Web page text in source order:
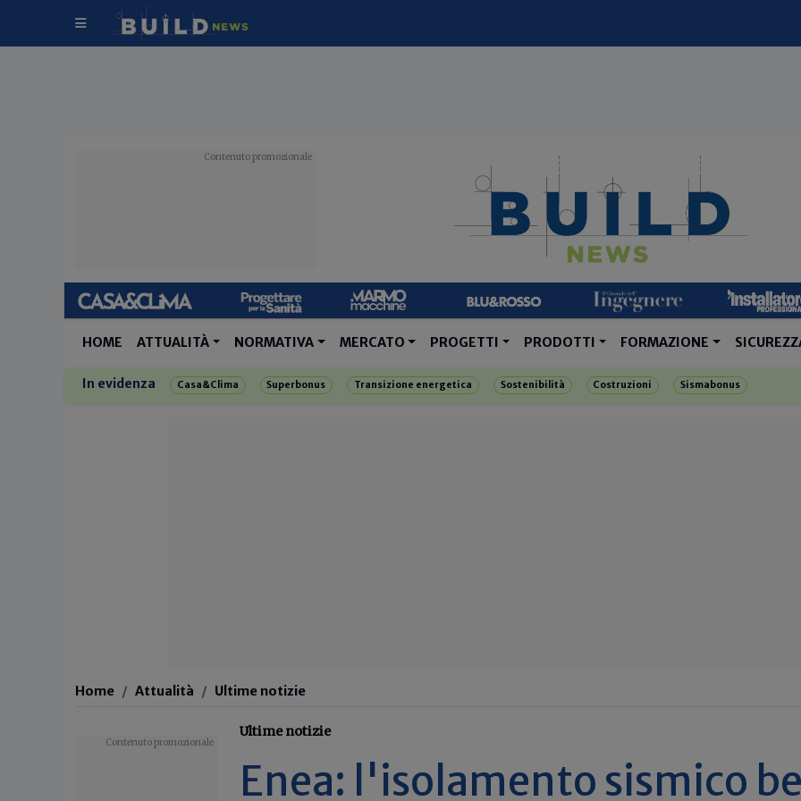
HOME ATTUALITÀ NORMATIVA MERCATO PROGETTI PRODOTTI FORMAZIONE
In evidenza Casa&Clima Superbonus Transizione energetica Sostenibilità Costruzioni Sismabonus
Home Attualità Ultime notizie
Ultime notizie
Enea: l'isolamento sismico